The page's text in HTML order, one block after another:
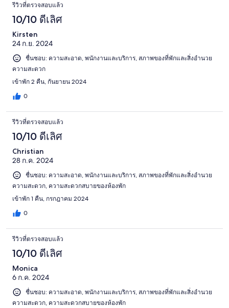
รีวิวที่ตรวจสอบแล้ว
10/10 ดีเลิศ
Kirsten
24 ก.ย. 2024
ชื่นชอบ: ความสะอาด, พนักงานและบริการ, สภาพของที่พักและสิ่งอำนวย
ความสะดวก
เข้าพัก 2 คืน, กันยายน 2024
0
รีวิวที่ตรวจสอบแล้ว
10/10 ดีเลิศ
Christian
28 ก.ค. 2024
ชื่นชอบ: ความสะอาด, พนักงานและบริการ, สภาพของที่พักและสิ่งอำนวย
ความสะดวก, ความสะดวกสบายของห้องพัก
เข้าพัก 1 คืน, กรกฎาคม 2024
0
รีวิวที่ตรวจสอบแล้ว
10/10 ดีเลิศ
Monica
6 ก.ค. 2024
ชื่นชอบ: ความสะอาด, พนักงานและบริการ, สภาพของที่พักและสิ่งอำนวย
ความสะดวก, ความสะดวกสบายของห้องพัก